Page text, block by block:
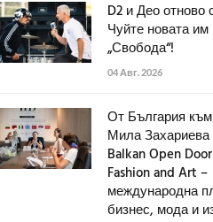
D2 и Део отново
Чуйте новата им
„Свобода“!
04 Авг. 2026
От България
Мила Захариева
Balkan Open
Fashion and Art –
международна
бизнес, мода и